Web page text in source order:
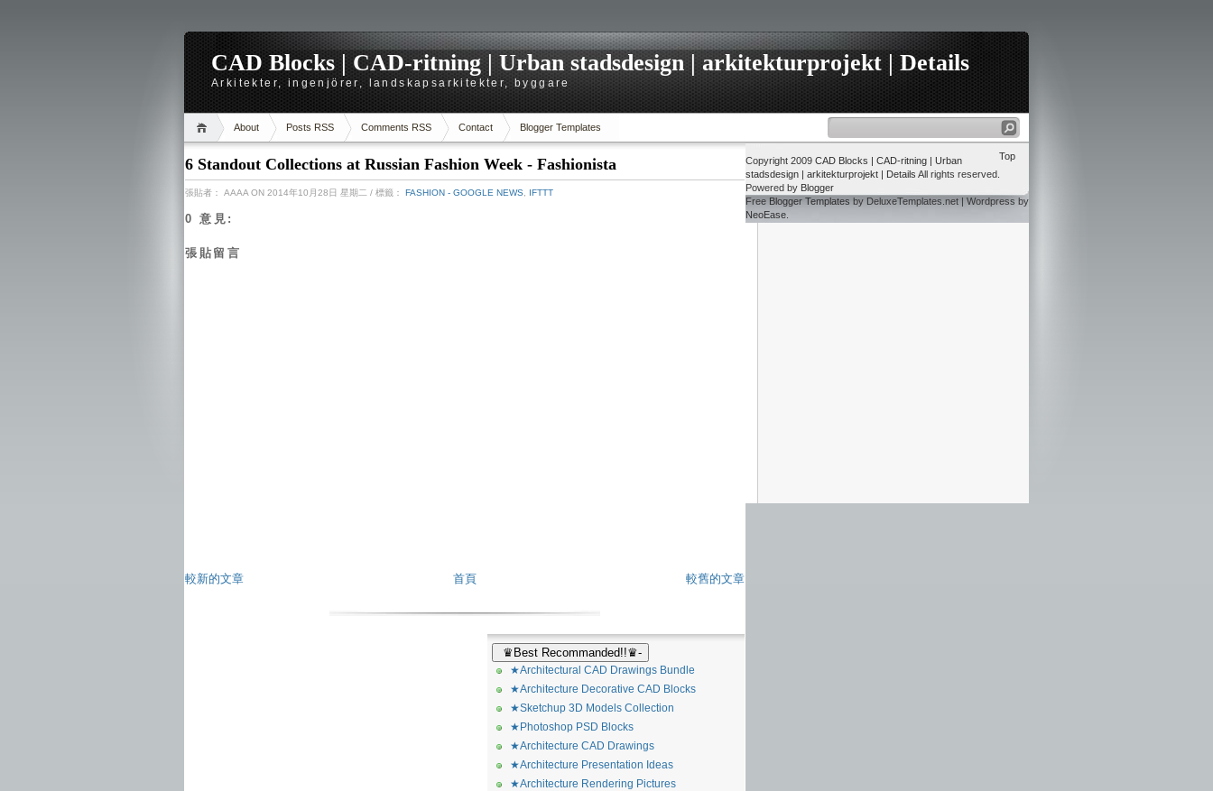
CAD Blocks | CAD-ritning | Urban stadsdesign | arkitekturprojekt | Details
Arkitekter, ingenjörer, landskapsarkitekter, byggare
About Posts RSS Comments RSS Contact Blogger Templates
6 Standout Collections at Russian Fashion Week - Fashionista
張貼者： AAAA ON 2014年10月28日 星期二 / 標籤： FASHION - GOOGLE NEWS IFTTT
0 意見:
張貼留言
較新的文章 較舊的文章
首頁
♛Best Recommanded!!♛-
★Architectural CAD Drawings Bundle
★Architecture Decorative CAD Blocks
★Sketchup 3D Models Collection
★Photoshop PSD Blocks
★Architecture CAD Drawings
★Architecture Presentation Ideas
★Architecture Rendering Pictures
Top
Copyright 2009 CAD Blocks | CAD-ritning | Urban
stadsdesign | arkitekturprojekt | Details All rights reserved.
Powered by Blogger
Free Blogger Templates by DeluxeTemplates.net | Wordpress by
NeoEase